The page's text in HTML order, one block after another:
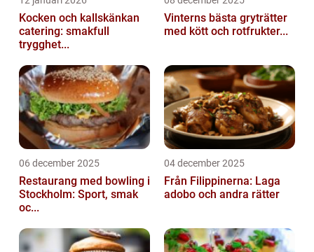
Kocken och kallskänkan
catering: smakfull
trygghet...
Vinterns bästa gryträtter
med kött och rotfrukter...
06 december 2025
Restaurang med bowling i
Stockholm: Sport, smak
oc...
04 december 2025
Från Filippinerna: Laga
adobo och andra rätter